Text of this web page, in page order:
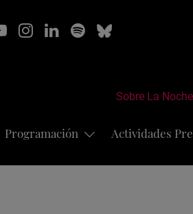
Sobre La Noche
Programación Actividades